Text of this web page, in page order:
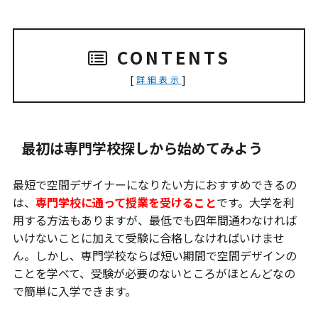
CONTENTS
[ 詳細表示 ]
最初は専門学校探しから始めてみよう
最短で空間デザイナーになりたい方におすすめできるの
は、 専門学校に通って授業を受けることです。大学を利
用する方法もありますが、最低でも四年間通わなければ
いけないことに加えて受験に合格しなければいけませ
ん。しかし、専門学校ならば短い期間で空間デザインの
ことを学べて、受験が必要のないところがほとんどなの
で簡単に入学できます。